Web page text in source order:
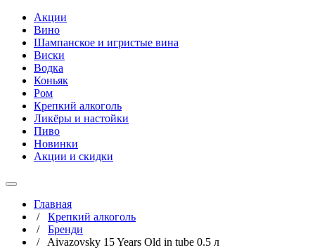
Акции
Вино
Шампанское и игристые вина
Виски
Водка
Коньяк
Ром
Крепкий алкоголь
Ликёры и настойки
Пиво
Новинки
Акции и скидки
Главная
/ Крепкий алкоголь
/ Бренди
/ Aivazovsky 15 Years Old in tube 0.5 л